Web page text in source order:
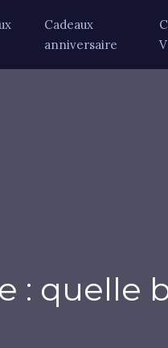
Cadeaux
anniversaire
: quelle